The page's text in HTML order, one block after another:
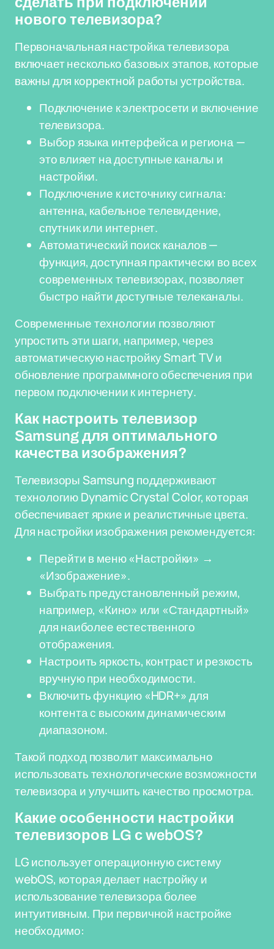
нового телевизора?
Первоначальная настройка телевизора
включает несколько базовых этапов, которые
важны для корректной работы устройства.
Подключение к электросети и включение
телевизора.
Выбор языка интерфейса и региона —
это влияет на доступные каналы и
настройки.
Подключение к источнику сигнала:
антенна, кабельное телевидение,
спутник или интернет.
Автоматический поиск каналов —
функция, доступная практически во всех
современных телевизорах, позволяет
быстро найти доступные телеканалы.
Современные технологии позволяют
упростить эти шаги, например, через
автоматическую настройку Smart TV и
обновление программного обеспечения при
первом подключении к интернету.
Как настроить телевизор
Samsung для оптимального
качества изображения?
Телевизоры Samsung поддерживают
технологию Dynamic Crystal Color, которая
обеспечивает яркие и реалистичные цвета.
Для настройки изображения рекомендуется:
Перейти в меню «Настройки» →
«Изображение».
Выбрать предустановленный режим,
например, «Кино» или «Стандартный»
для наиболее естественного
отображения.
Настроить яркость, контраст и резкость
вручную при необходимости.
Включить функцию «HDR+» для
контента с высоким динамическим
диапазоном.
Такой подход позволит максимально
использовать технологические возможности
телевизора и улучшить качество просмотра.
Какие особенности настройки
телевизоров LG с webOS?
LG использует операционную систему
webOS, которая делает настройку и
использование телевизора более
интуитивным. При первичной настройке
необходимо: